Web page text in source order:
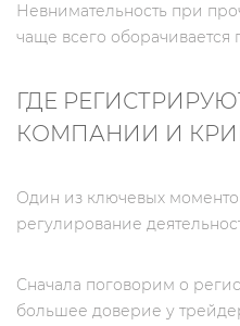
Невнимательность при
чаще всего оборачивается
ГДЕ
КОМПАНИИ И
Один из ключевых
регулирование
Сначала поговорим о
большее доверие у